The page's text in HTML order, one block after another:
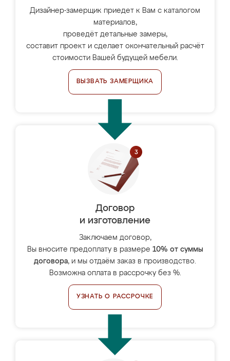
Дизайнер-замерщик приедет к Вам с каталогом
материалов,
проведёт детальные замеры,
составит проект и сделает окончательный расчёт
стоимости Вашей будущей мебели.
ВЫЗВАТЬ ЗАМЕРЩИКА
Договор
и изготовление
Заключаем договор,
Вы вносите предоплату в размере 10% от суммы
договора, и мы отдаём заказ в производство.
Возможна оплата в рассрочку без %.
УЗНАТЬ О РАССРОЧКЕ